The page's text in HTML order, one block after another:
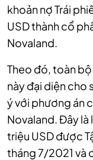
khoản nợ Trái
USD thành cổ
Novaland.
Theo đó, toàn
này đại diện cho
ý với phương án
Novaland. Đây
triệu USD được
tháng 7/2021 và